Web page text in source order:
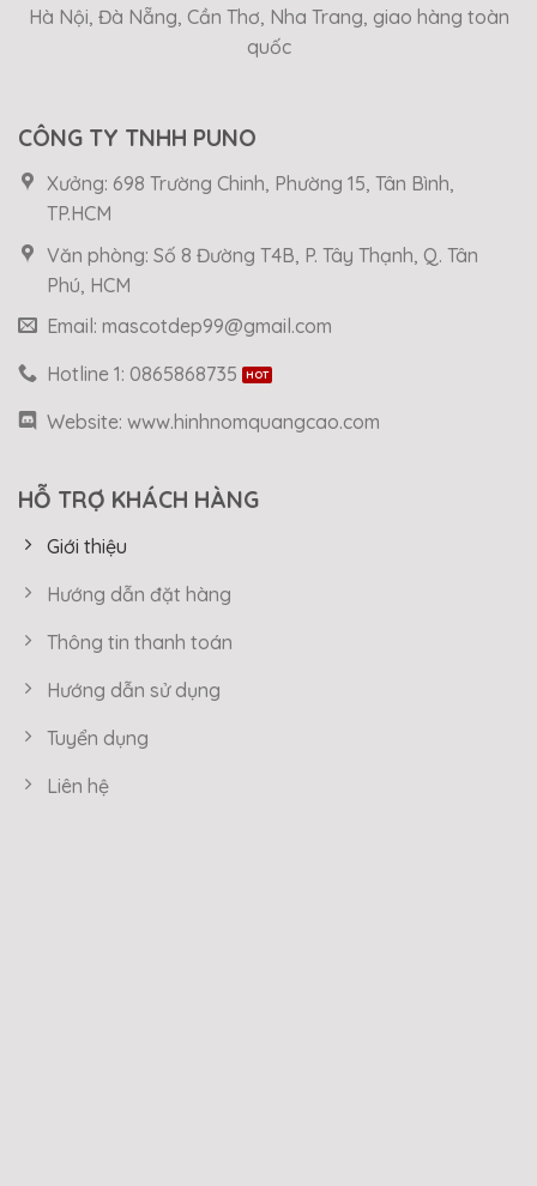
Hà Nội, Đà Nẵng, Cần Thơ, Nha Trang, giao hàng toàn
quốc
CÔNG TY TNHH PUNO
Xưởng: 698 Trường Chinh, Phường 15, Tân Bình,
TP.HCM
Văn phòng: Số 8 Đường T4B, P. Tây Thạnh, Q. Tân
Phú, HCM
Email: mascotdep99@gmail.com
Hotline 1: 0865868735
Website: www.hinhnomquangcao.com
HỖ TRỢ KHÁCH HÀNG
Giới thiệu
Hướng dẫn đặt hàng
Thông tin thanh toán
Hướng dẫn sử dụng
Tuyển dụng
Liên hệ